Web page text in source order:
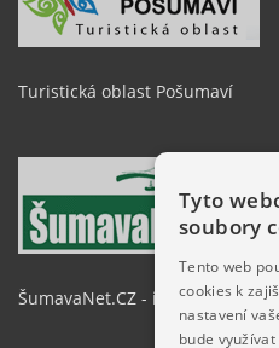
Turistická oblast Pošumaví
ŠumavaNet.CZ - informace o
Tyto
soubory
Tento web
cookies k
nastavení
bude